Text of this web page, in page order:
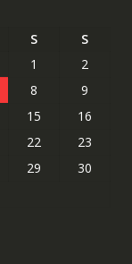
S
S
1
2
8
9
15
16
22
23
29
30